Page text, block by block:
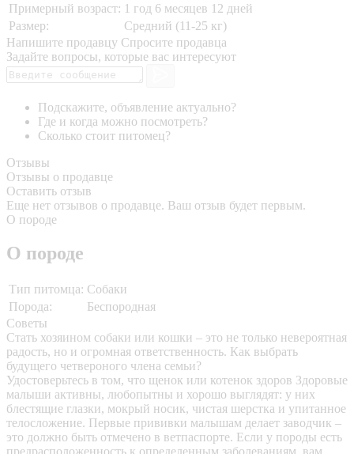
Примерный возраст: 1 год 6 месяцев 12 дней
Размер:
Средний (11-25 кг)
Напишите продавцу Спросите продавца
Задайте вопросы, которые вас интересуют
Подскажите, объявление актуально?
Где и когда можно посмотреть?
Сколько стоит питомец?
Отзывы
Отзывы о продавце
Оставить отзыв
Еще нет отзывов о продавце. Ваш отзыв будет первым.
О породе
О породе
Тип питомца: Собаки
Порода:
Беспородная
Советы
Стать хозяином собаки или кошки – это не только невероятная
радость, но и огромная ответственность. Как выбрать
будущего четвероного члена семьи?
Удостоверьтесь в том, что щенок или котенок здоров Здоровые
малыши активны, любопытны и хорошо выглядят: у них
блестящие глазки, мокрый носик, чистая шерстка и упитанное
телосложение. Первые прививки малышам делает заводчик –
это должно быть отмечено в ветпаспорте. Если у породы есть